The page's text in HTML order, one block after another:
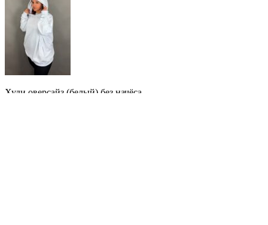
Худи оверсайз (белый) без начёса